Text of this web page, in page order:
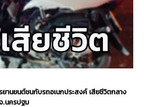
านยนต์ชนกับรถอเนกประสงค์ เสียชีวิตกลาง
.นครปฐม